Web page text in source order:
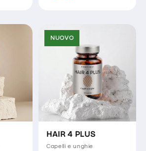
NUOVO
HAIR 4 PLUS
Capelli e unghie